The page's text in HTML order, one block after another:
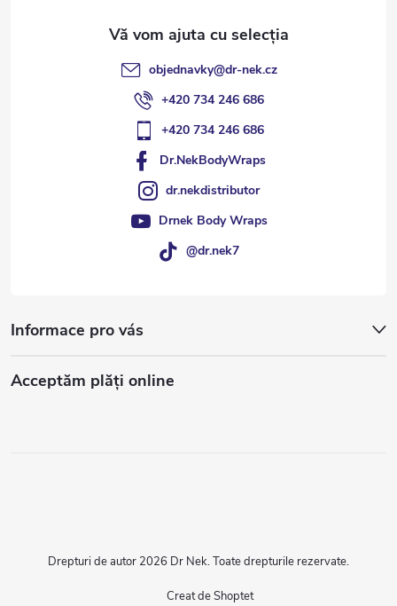
objednavky@dr-nek.cz
+420 734 246 686
+420 734 246 686
Dr.NekBodyWraps
dr.nekdistributor
Drnek Body Wraps
@dr.nek7
Informace pro vás
Acceptăm plăţi online
Creat de Shoptet
Drepturi de autor 2026 Dr Nek. Toate drepturile rezervate.